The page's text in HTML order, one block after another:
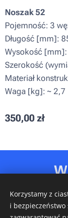
Noszak 52
Pojemność: 3
Długość [mm]:
Wysokość
Szerokość
Materiał
Waga [kg]: ~ 2,7
350,00 zł
NIP:
Korzystamy z
i